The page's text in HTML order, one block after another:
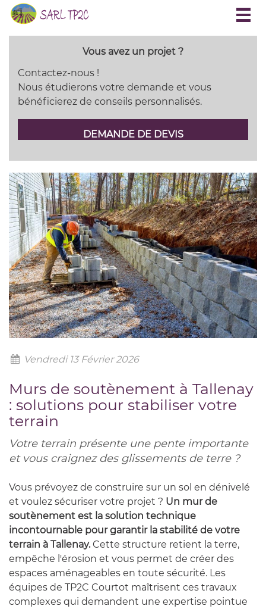
Vous avez un projet ?
Contactez-nous !
Nous étudierons votre demande et vous
bénéficierez de conseils personnalisés.
DEMANDE DE DEVIS
Vendredi 13 Février 2026
Murs de soutènement à Tallenay
: solutions pour stabiliser votre
terrain
Votre terrain présente une pente importante
et vous craignez des glissements de terre ?
Vous prévoyez de construire sur un sol en dénivelé
et voulez sécuriser votre projet ? Un mur de
soutènement est la solution technique
incontournable pour garantir la stabilité de votre
terrain à Tallenay.Cette structure retient la terre,
empêche l'érosion et vous permet de créer des
espaces aménageables en toute sécurité. Les
équipes de TP2C Courtot maîtrisent ces travaux
complexes qui demandent une expertise pointue